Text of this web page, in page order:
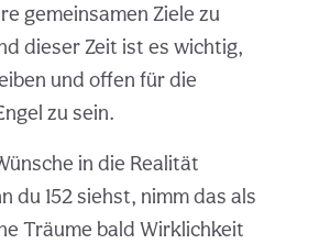
gemeinsamen Ziele zu
dieser Zeit ist es wichtig,
und offen für die
zu sein.
in die Realität
du 152 siehst, nimm das als
Träume bald Wirklichkeit